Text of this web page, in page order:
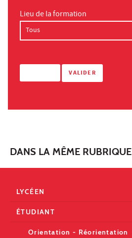
Lieu de la formation
DANS LA MÊME RUBRIQUE
LYCÉEN
ÉTUDIANT
Orientation - Réorientation